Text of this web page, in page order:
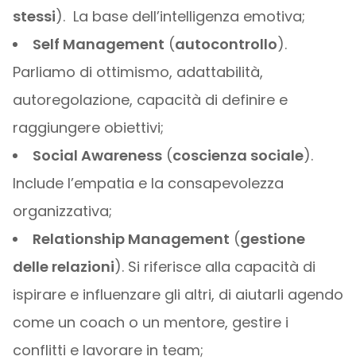
stessi). La base dell’intelligenza emotiva;
Self Management (autocontrollo).
Parliamo di ottimismo, adattabilità,
autoregolazione, capacità di definire e
raggiungere obiettivi;
Social Awareness(coscienza sociale).
Include l’empatia e la consapevolezza
organizzativa;
Relationship Management (gestione
delle relazioni). Si riferisce alla capacità di
ispirare e influenzare gli altri, di aiutarli agendo
come un coach o un mentore, gestire i
conflitti e lavorare in team;